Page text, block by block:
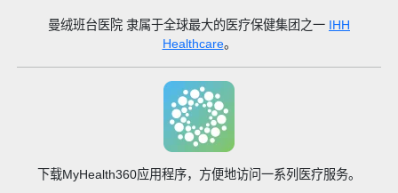
曼绒班台医院 隶属于全球最大的医疗保健集团之一 IHH
Healthcare。
下载MyHealth360应用程序，方便地访问一系列医疗服务。